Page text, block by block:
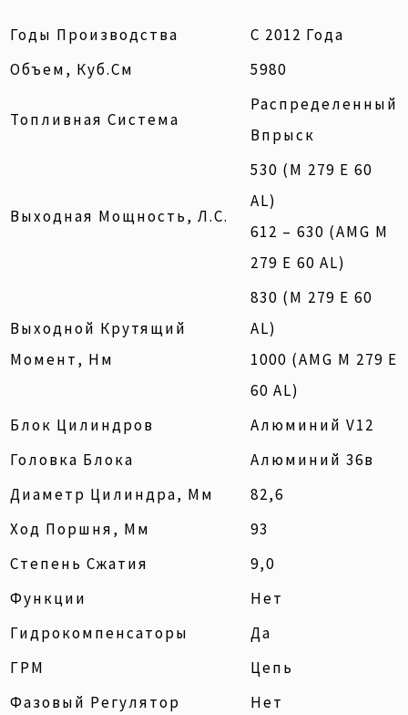
Годы Производства
С 2012 Года
Объем, Куб.см
5980
Топливная Система
Распределенный
Впрыск
Выходная Мощность, Л.с.
530 (М 279 Е 60
AL)
612 – 630 (AMG М
279 Е 60 AL)
Выходной Крутящий
Момент, Нм
830 (М 279 Е 60
AL)
1000 (AMG М 279 Е
60 AL)
Блок Цилиндров
Алюминий V12
Головка Блока
Алюминий 36в
Диаметр Цилиндра, Мм
82,6
Ход Поршня, Мм
93
Степень Сжатия
9,0
Функции
Нет
Гидрокомпенсаторы
Да
ГРМ
Цепь
Фазовый Регулятор
Нет